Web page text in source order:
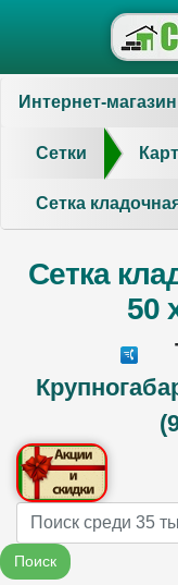
Интернет-магазин
Сетки
Сетка
Сетка
50
Name
Поиск